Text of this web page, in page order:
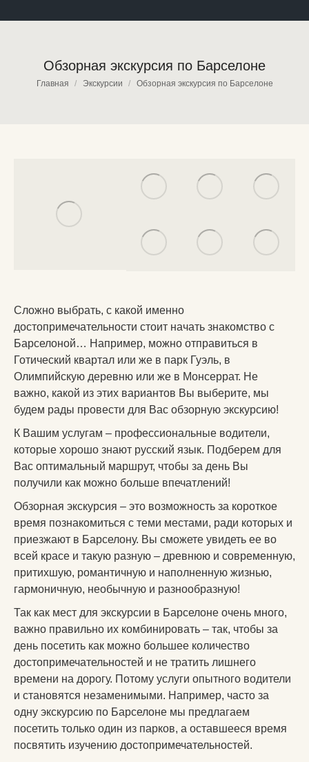
Обзорная экскурсия по Барселоне
Вы здесь:
Главная Экскурсии Обзорная экскурсия по Барселоне
Сложно выбрать, с какой именно
достопримечательности стоит начать знакомство с
Барселоной… Например, можно отправиться в
Готический квартал или же в парк Гуэль, в
Олимпийскую деревню или же в Монсеррат. Не
важно, какой из этих вариантов Вы выберите, мы
будем рады провести для Вас обзорную экскурсию!
К Вашим услугам – профессиональные водители,
которые хорошо знают русский язык. Подберем для
Вас оптимальный маршрут, чтобы за день Вы
получили как можно больше впечатлений!
Обзорная экскурсия – это возможность за короткое
время познакомиться с теми местами, ради которых и
приезжают в Барселону. Вы сможете увидеть ее во
всей красе и такую разную – древнюю и современную,
притихшую, романтичную и наполненную жизнью,
гармоничную, необычную и разнообразную!
Так как мест для экскурсии в Барселоне очень много,
важно правильно их комбинировать – так, чтобы за
день посетить как можно большее количество
достопримечательностей и не тратить лишнего
времени на дорогу. Потому услуги опытного водители
и становятся незаменимыми. Например, часто за
одну экскурсию по Барселоне мы предлагаем
посетить только один из парков, а оставшееся время
посвятить изучению достопримечательностей.